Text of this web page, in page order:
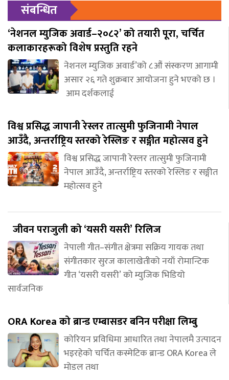
संबन्धित
‘नेशनल म्युजिक अवार्ड–२०८२’ को तयारी पूरा, चर्चित
कलाकारहरूको विशेष प्रस्तुति रहने
नेशनल म्युजिक अवार्ड’को ८औं संस्करण आगामी
असार २६ गते शुक्रबार आयोजना हुने भएको छ ।
आम दर्शकलाई
विश्व प्रसिद्ध जापानी रेस्लर तात्सुमी फुजिनामी नेपाल
आउँदै, अन्तर्राष्ट्रिय स्तरको रेस्लिङ र सङ्गीत महोत्सव हुने
विश्व प्रसिद्ध जापानी रेस्लर तात्सुमी फुजिनामी
नेपाल आउँदै, अन्तर्राष्ट्रिय स्तरको रेस्लिङ र सङ्गीत
महोत्सव हुने
जीवन पराजुली को ‘यसरी यसरी’ रिलिज
नेपाली गीत–संगीत क्षेत्रमा सक्रिय गायक तथा
संगीतकार सुरज कालाखेतीको नयाँ रोमान्टिक
गीत ‘यसरी यसरी’ को म्युजिक भिडियो
सार्वजनिक
ORA Korea को ब्रान्ड एम्बासडर बनिन परीक्षा लिम्बु
कोरियन प्रविधिमा आधारित तथा नेपालमै उत्पादन
भइरहेको चर्चित कस्मेटिक ब्रान्ड ORA Korea ले
मोडल तथा